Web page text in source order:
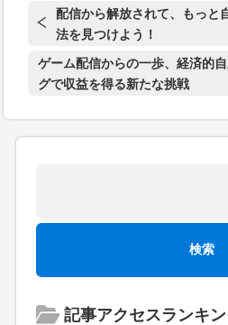
配信から解放されて、もっと
法を見つけよう！
ゲーム配信からの一歩、経済的
グで収益を得る新たな挑戦
記事アクセスランキ